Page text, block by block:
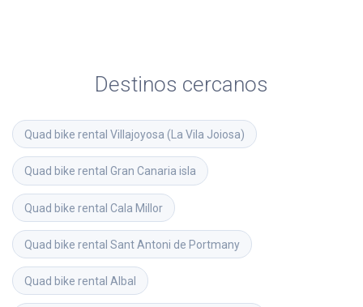
Destinos cercanos
Quad bike rental Villajoyosa (La Vila Joiosa)
Quad bike rental Gran Canaria isla
Quad bike rental Cala Millor
Quad bike rental Sant Antoni de Portmany
Quad bike rental Albal